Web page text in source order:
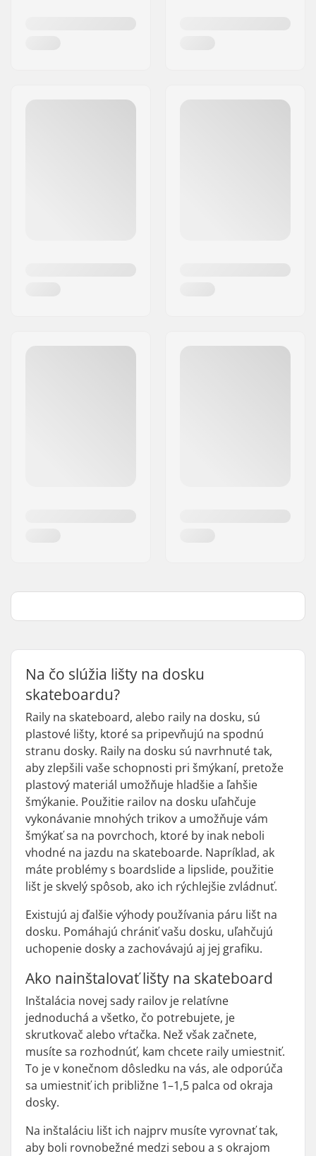
Na čo slúžia lišty na dosku
skateboardu?
Raily na skateboard, alebo raily na dosku, sú
plastové lišty, ktoré sa pripevňujú na spodnú
stranu dosky. Raily na dosku sú navrhnuté tak,
aby zlepšili vaše schopnosti pri šmýkaní, pretože
plastový materiál umožňuje hladšie a ľahšie
šmýkanie. Použitie railov na dosku uľahčuje
vykonávanie mnohých trikov a umožňuje vám
šmýkať sa na povrchoch, ktoré by inak neboli
vhodné na jazdu na skateboarde. Napríklad, ak
máte problémy s boardslide a lipslide, použitie
lišt je skvelý spôsob, ako ich rýchlejšie zvládnuť.
Existujú aj ďalšie výhody používania páru lišt na
dosku. Pomáhajú chrániť vašu dosku, uľahčujú
uchopenie dosky a zachovávajú aj jej grafiku.
Ako nainštalovať lišty na skateboard
Inštalácia novej sady railov je relatívne
jednoduchá a všetko, čo potrebujete, je
skrutkovač alebo vŕtačka. Než však začnete,
musíte sa rozhodnúť, kam chcete raily umiestniť.
To je v konečnom dôsledku na vás, ale odporúča
sa umiestniť ich približne 1–1,5 palca od okraja
dosky.
Na inštaláciu lišt ich najprv musíte vyrovnať tak,
aby boli rovnobežné medzi sebou a s okrajom